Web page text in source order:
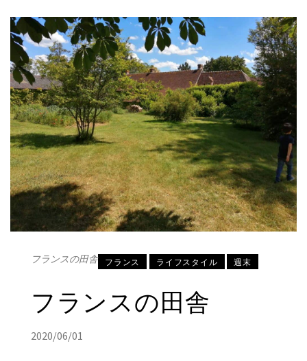
フランスの田舎 フランス ライフスタイル 週末
フランスの田舎
2020/06/01